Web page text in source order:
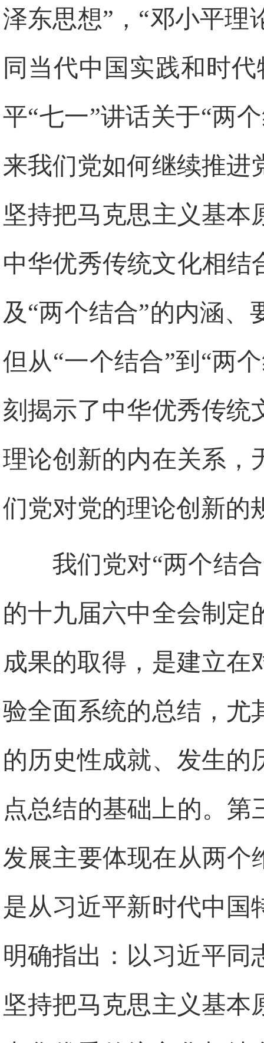
泽东思想”，“邓小平理
同当代中国实践和时
平“七一”讲话关于“两
来我们党如何继续推进
坚持把马克思主义基本
中华优秀传统文化相结
及“两个结合”的内涵
但从“一个结合”到“两
刻揭示了中华优秀传统
理论创新的内在关系，
们党对党的理论创新的
我们党对“两个结
的十九届六中全会制定
成果的取得，是建立在
验全面系统的总结，尤
的历史性成就、发生的
点总结的基础上的。第
发展主要体现在从两个
是从习近平新时代中国
明确指出：以习近平同
坚持把马克思主义基本